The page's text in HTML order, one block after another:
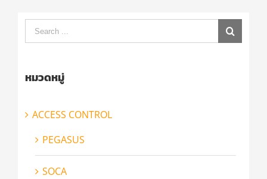
Search
for:
หมวดหมู่
ACCESS CONTROL
PEGASUS
SOCA